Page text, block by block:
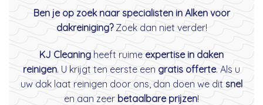
Ben je op zoek naar specialisten in Alken voor
dakreiniging?Zoek dan niet verder!
KJ Cleaning heeft ruime expertise in daken
reinigen. U krijgt ten eerste een gratis offerte. Als u
uw dak laat reinigen door ons, dan doen we dit snel
en aan zeer betaalbare prijzen!